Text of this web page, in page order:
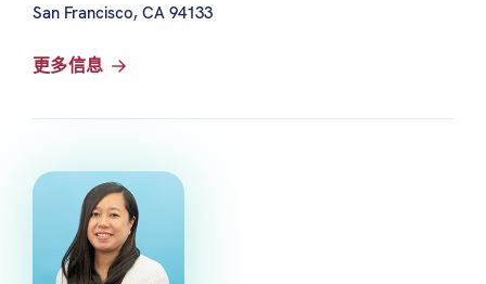
San Francisco, CA 94133
更多信息